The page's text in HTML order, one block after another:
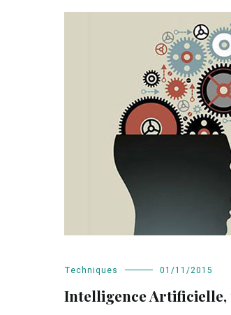
Techniques 01/11/2015
Intelligence Artificielle,